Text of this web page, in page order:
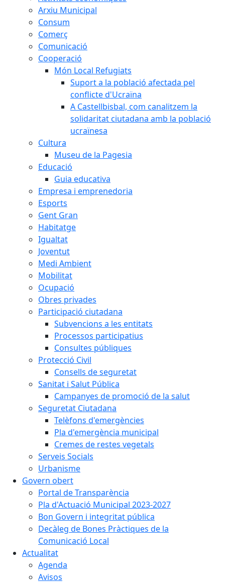
Arxiu Municipal
Consum
Comerç
Comunicació
Cooperació
Món Local Refugiats
Suport a la població afectada pel
conflicte d'Ucraïna
A Castellbisbal, com canalitzem la
solidaritat ciutadana amb la població
ucraïnesa
Cultura
Museu de la Pagesia
Educació
Guia educativa
Empresa i emprenedoria
Esports
Gent Gran
Habitatge
Igualtat
Joventut
Medi Ambient
Mobilitat
Ocupació
Obres privades
Participació ciutadana
Subvencions a les entitats
Processos participatius
Consultes públiques
Protecció Civil
Consells de seguretat
Sanitat i Salut Pública
Campanyes de promoció de la salut
Seguretat Ciutadana
Telèfons d'emergències
Pla d'emergència municipal
Cremes de restes vegetals
Serveis Socials
Urbanisme
Govern obert
Portal de Transparència
Pla d'Actuació Municipal 2023-2027
Bon Govern i integritat pública
Decàleg de Bones Pràctiques de la
Comunicació Local
Actualitat
Agenda
Avisos